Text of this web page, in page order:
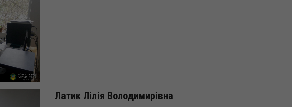
Латик Лілія Володимирівна